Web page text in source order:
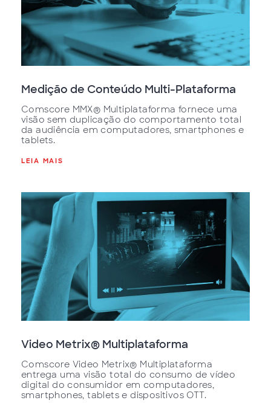
Medição de Conteúdo Multi-Plataforma
Comscore MMX® Multiplataforma fornece uma
visão sem duplicação do comportamento total
da audiência em computadores, smartphones e
tablets.
LEIA MAIS
Video Metrix® Multiplataforma
Comscore Video Metrix® Multiplataforma
entrega uma visão total do consumo de vídeo
digital do consumidor em computadores,
smartphones, tablets e dispositivos OTT.